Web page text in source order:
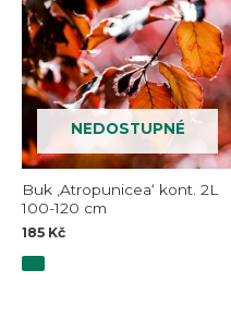
NEDOSTUPNÉ
Buk ‚Atropunicea‘ kont. 2L
100-120 cm
185 Kč